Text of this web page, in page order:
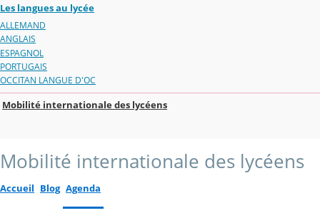
Les langues au lycée
ALLEMAND
ANGLAIS
ESPAGNOL
PORTUGAIS
OCCITAN LANGUE D'OC
Mobilité internationale des lycéens
Mobilité internationale des lycéens
Accueil Blog Agenda